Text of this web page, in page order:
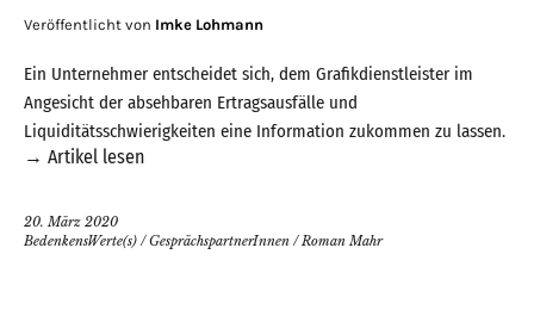
Veröffentlicht von Imke Lohmann
Ein Unternehmer entscheidet sich, dem Grafikdienstleister im
Angesicht der absehbaren Ertragsausfälle und
Liquiditätsschwierigkeiten eine Information zukommen zu lassen.
→ Artikel lesen
20. März 2020
BedenkensWerte(s) /GesprächspartnerInnen / Roman Mahr